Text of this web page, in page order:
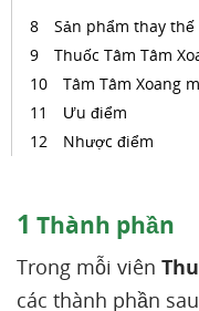
Sản phẩm thay thế
Thuốc Tâm Tâm
Tâm Tâm Xoang
Ưu điểm
Nhược điểm
1 Thành phần
Trong mỗi viên
các thành phần